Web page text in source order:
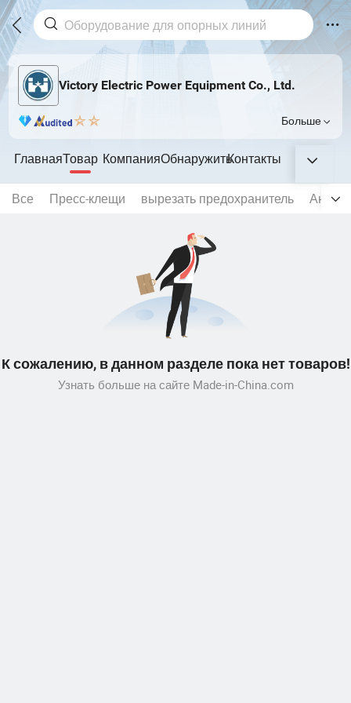
Victory Electric Power Equipment Co., Ltd.
Больше
ГлавнаяТовар КомпанияОбнаружитьКонтакты
Все Пресс-клещи вырезать предохранитель
К сожалению, в данном разделе пока нет товаров!
Узнать больше на сайте Made-in-China.com